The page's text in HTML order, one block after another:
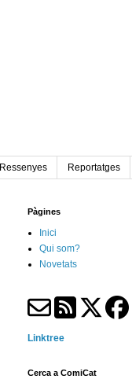
Ressenyes Reportatges
Pàgines
Inici
Qui som?
Novetats
Linktree
Cerca a ComiCat